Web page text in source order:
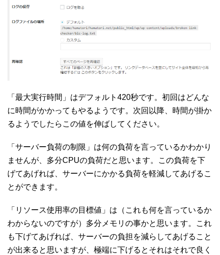
「最大実行時間」はデフォルト420秒です。初回はどんな
に時間がかかってもやるようです。次回以降、時間が掛か
るようでしたらこの値を伸ばしてください。
「サーバー負荷の制限」は何の負荷を言っているかわかり
ませんが、多分CPUの負荷だと思います。この負荷を下
げてあげれば、サーバーにかかる負荷を軽減してあげるこ
とができます。
「リソース使用率の目標値」は（これも何を言っているか
わからないのですが）多分メモリの事かと思います。これ
も下げてあげれば、サーバーの負担を減らしてあげること
が出来ると思いますが、極端に下げるとそれはそれで良く